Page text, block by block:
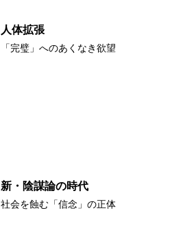
人体拡張
「完璧」へのあくなき欲望
新・陰謀論の時代
社会を蝕む「信念」の正体